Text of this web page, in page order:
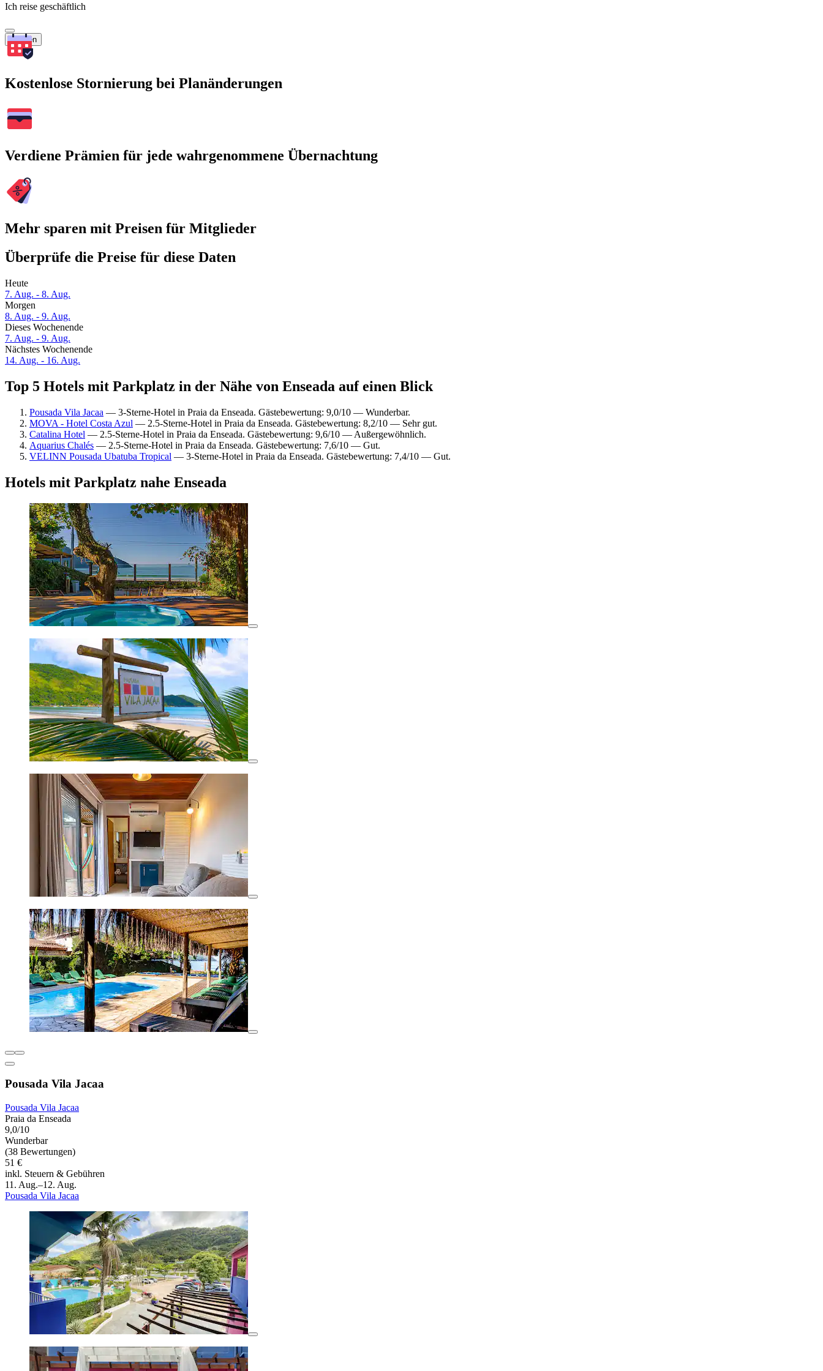
Ich reise geschäftlich
Suchen
Kostenlose Stornierung bei Planänderungen
Verdiene Prämien für jede wahrgenommene Übernachtung
Mehr sparen mit Preisen für Mitglieder
Überprüfe die Preise für diese Daten
Heute
7. Aug. - 8. Aug.
Morgen
8. Aug. - 9. Aug.
Dieses Wochenende
7. Aug. - 9. Aug.
Nächstes Wochenende
14. Aug. - 16. Aug.
Top 5 Hotels mit Parkplatz in der Nähe von Enseada auf einen Blick
Pousada Vila Jacaa — 3-Sterne-Hotel in Praia da Enseada. Gästebewertung: 9,0/10 — Wunderbar.
MOVA - Hotel Costa Azul — 2.5-Sterne-Hotel in Praia da Enseada. Gästebewertung: 8,2/10 — Sehr gut.
Catalina Hotel — 2.5-Sterne-Hotel in Praia da Enseada. Gästebewertung: 9,6/10 — Außergewöhnlich.
Aquarius Chalés — 2.5-Sterne-Hotel in Praia da Enseada. Gästebewertung: 7,6/10 — Gut.
VELINN Pousada Ubatuba Tropical — 3-Sterne-Hotel in Praia da Enseada. Gästebewertung: 7,4/10 — Gut.
Hotels mit Parkplatz nahe Enseada
Pousada Vila Jacaa
Pousada Vila Jacaa
Praia da Enseada
9,0/10
Wunderbar
(38 Bewertungen)
51 €
inkl. Steuern & Gebühren
11. Aug.–12. Aug.
Pousada Vila Jacaa